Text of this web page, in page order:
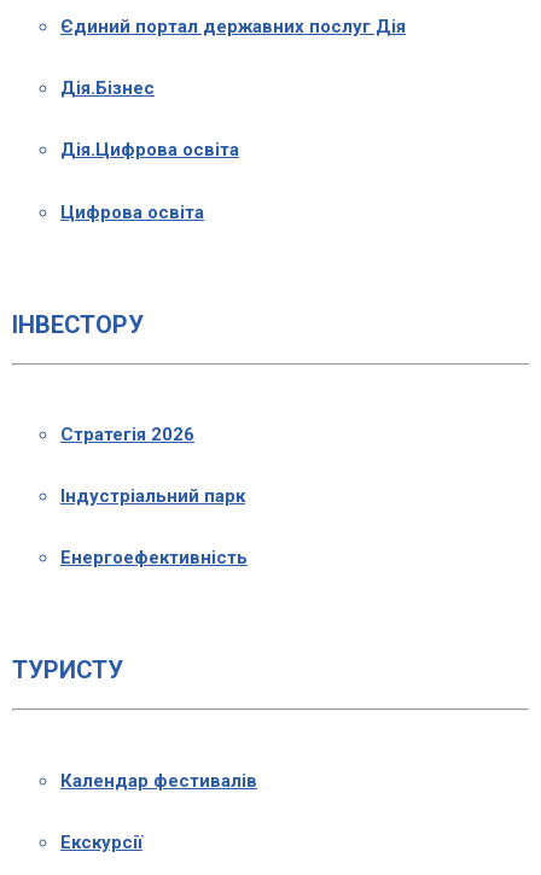
Єдиний портал державних послуг Дія
Дія.Бізнес
Дія.Цифрова освіта
Цифрова освіта
ІНВЕСТОРУ
Стратегія 2026
Індустріальний парк
Енергоефективність
ТУРИСТУ
Календар фестивалів
Екскурсії